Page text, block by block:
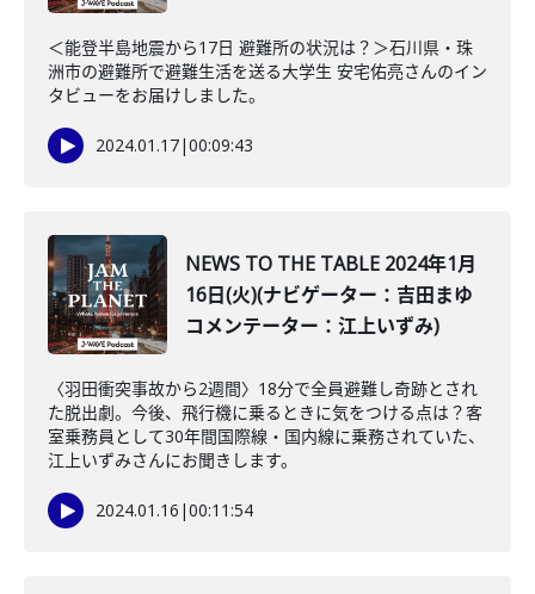
＜能登半島地震から17日 避難所の状況は？＞石川県・珠
洲市の避難所で避難生活を送る大学生 安宅佑亮さんのイン
タビューをお届けしました。
2024.01.17|00:09:43
NEWS TO THE TABLE 2024年1月
16日(火)(ナビゲーター：吉田まゆ
コメンテーター：江上いずみ)
〈羽田衝突事故から2週間〉18分で全員避難し奇跡とされ
た脱出劇。今後、飛行機に乗るときに気をつける点は？客
室乗務員として30年間国際線・国内線に乗務されていた、
江上いずみさんにお聞きします。
2024.01.16 |00:11:54